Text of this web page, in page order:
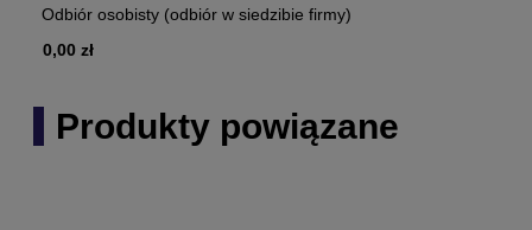
Odbiór osobisty (odbiór w siedzibie firmy)
0,00 zł
Produkty powiązane